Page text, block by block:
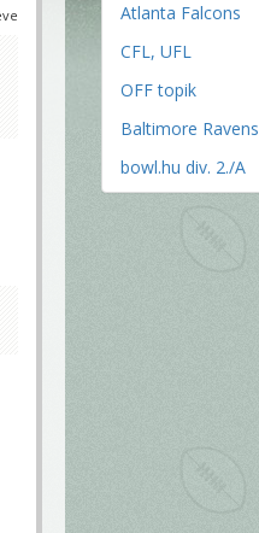
Atlanta Falcons
CFL, UFL
OFF topik
Baltimore Ravens
bowl.hu div. 2./A